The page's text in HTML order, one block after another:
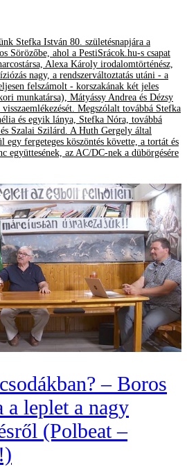
Stefka István 80. születésnapjára a
Sörözőbe, ahol a PestiSrácok.hu-s csapat
Alexa Károly irodalomtörténész,
nagy, a rendszerváltoztatás utáni - a
felszámolt - korszakának két jeles
munkatársa), Mátyássy Andrea és Dézsy
Megszólalt továbbá Stefka
és egyik lánya, Stefka Nóra, továbbá
Szalai Szilárd. A Huth Gergely által
fergeteges köszöntés követte, a tortát és
együttesének, az AC/DC-nek a dübörgésére
– Boros
a leplet a nagy
(Polbeat –